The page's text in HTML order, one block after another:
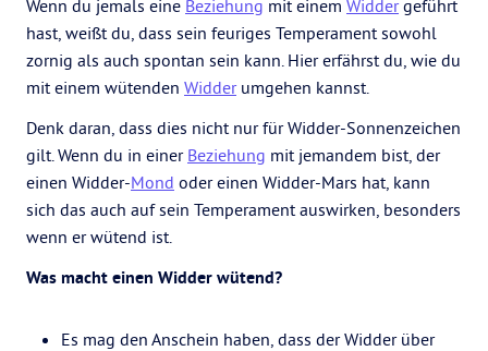
Wenn du jemals eine Beziehung mit einem Widdergeführt
hast, weißt du, dass sein feuriges Temperament sowohl
zornig als auch spontan sein kann. Hier erfährst du, wie du
mit einem wütenden Widderumgehen kannst.
Denk daran, dass dies nicht nur für Widder-Sonnenzeichen
gilt. Wenn du in einer Beziehung mit jemandem bist, der
einen Widder-Mond oder einen Widder-Mars hat, kann
sich das auch auf sein Temperament auswirken, besonders
wenn er wütend ist.
Was macht einen Widder wütend?
Es mag den Anschein haben, dass der Widder über